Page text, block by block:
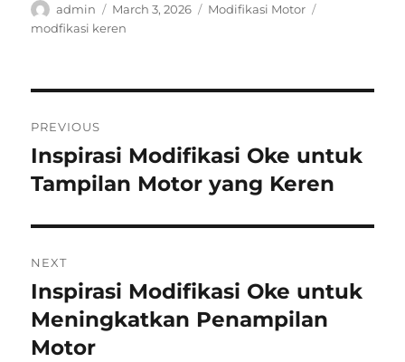
Author
admin
Posted
on
March 3, 2026 Categories
Modifikasi Motor
modfikasi keren
navigation
PREVIOUS
Previous
post:
Inspirasi Modifikasi Oke untuk
Tampilan Motor yang Keren
NEXT
Next
post:
Inspirasi Modifikasi Oke untuk
Meningkatkan Penampilan
Motor